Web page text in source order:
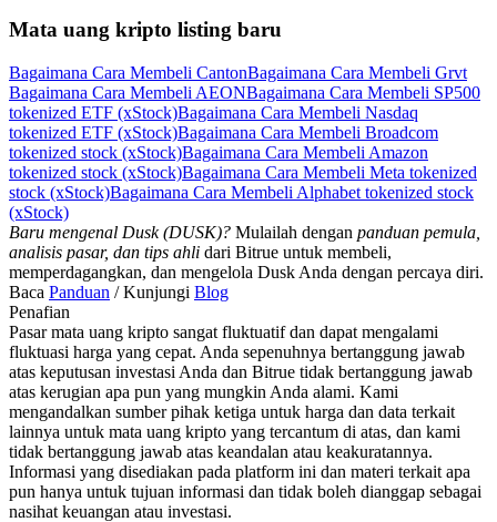
Mata uang kripto listing baru
Bagaimana Cara Membeli CantonBagaimana Cara Membeli Grvt
Bagaimana Cara Membeli AEONBagaimana Cara Membeli SP500
tokenized ETF (xStock)Bagaimana Cara Membeli Nasdaq
tokenized ETF (xStock)Bagaimana Cara Membeli Broadcom
tokenized stock (xStock)Bagaimana Cara Membeli Amazon
tokenized stock (xStock)Bagaimana Cara Membeli Meta tokenized
stock (xStock)Bagaimana Cara Membeli Alphabet tokenized stock
(xStock)
Baru mengenal Dusk (DUSK)? Mulailah dengan panduan pemula,
analisis pasar, dan tips ahli dari Bitrue untuk membeli,
memperdagangkan, dan mengelola Dusk Anda dengan percaya diri.
Baca Panduan / Kunjungi Blog
Penafian
Pasar mata uang kripto sangat fluktuatif dan dapat mengalami
fluktuasi harga yang cepat. Anda sepenuhnya bertanggung jawab
atas keputusan investasi Anda dan Bitrue tidak bertanggung jawab
atas kerugian apa pun yang mungkin Anda alami. Kami
mengandalkan sumber pihak ketiga untuk harga dan data terkait
lainnya untuk mata uang kripto yang tercantum di atas, dan kami
tidak bertanggung jawab atas keandalan atau keakuratannya.
Informasi yang disediakan pada platform ini dan materi terkait apa
pun hanya untuk tujuan informasi dan tidak boleh dianggap sebagai
nasihat keuangan atau investasi.